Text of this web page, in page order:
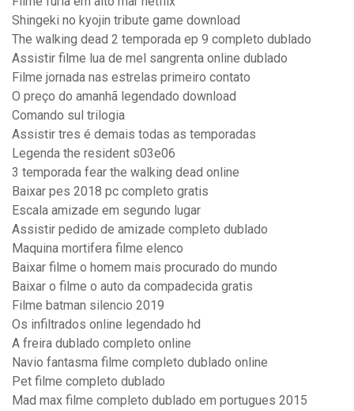
Shingeki no kyojin tribute game download
The walking dead 2 temporada ep 9 completo dublado
Assistir filme lua de mel sangrenta online dublado
Filme jornada nas estrelas primeiro contato
O preço do amanhã legendado download
Comando sul trilogia
Assistir tres é demais todas as temporadas
Legenda the resident s03e06
3 temporada fear the walking dead online
Baixar pes 2018 pc completo gratis
Escala amizade em segundo lugar
Assistir pedido de amizade completo dublado
Maquina mortifera filme elenco
Baixar filme o homem mais procurado do mundo
Baixar o filme o auto da compadecida gratis
Filme batman silencio 2019
Os infiltrados online legendado hd
A freira dublado completo online
Navio fantasma filme completo dublado online
Pet filme completo dublado
Mad max filme completo dublado em portugues 2015